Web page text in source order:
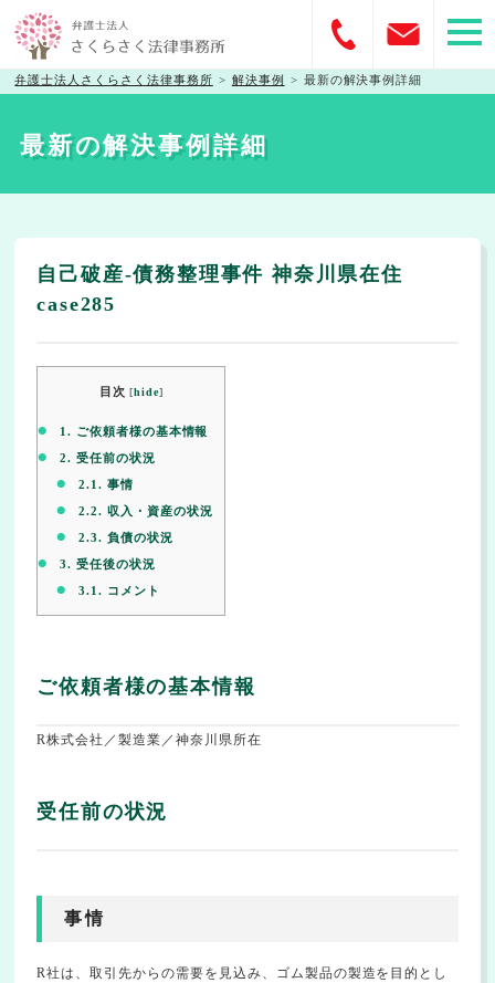
弁護士法人さくらさく法律事務所 > 解決事例 > 最新の解決事例詳細
最新の解決事例詳細
自己破産-債務整理事件 神奈川県在住
case285
目次 [hide]
1. ご依頼者様の基本情報
2. 受任前の状況
2.1. 事情
2.2. 収入・資産の状況
2.3. 負債の状況
3. 受任後の状況
3.1. コメント
ご依頼者様の基本情報
R株式会社／製造業／神奈川県所在
受任前の状況
事情
R社は、取引先からの需要を見込み、ゴム製品の製造を目的とし